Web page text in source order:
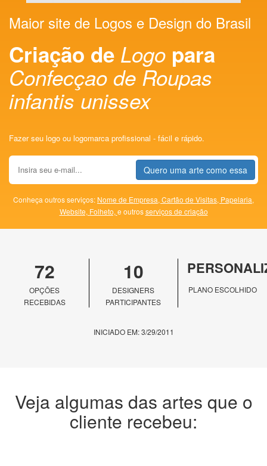
Maior site de Logos e Design do Brasil
Criação de Logo para
Confecçao de Roupas
infantis unissex
Fazer seu logo ou logomarca profissional - fácil e rápido.
Quero uma arte como essa
Conheça outros serviços: Nome de Empresa, Cartão de Visitas, Papelaria,
Website, Folheto, e outrosserviços de criação
72
OPÇÕES
RECEBIDAS
10
DESIGNERS
PARTICIPANTES
PLANO ESCOLHIDO
INICIADO EM: 3/29/2011
Veja algumas das artes que o
cliente recebeu: